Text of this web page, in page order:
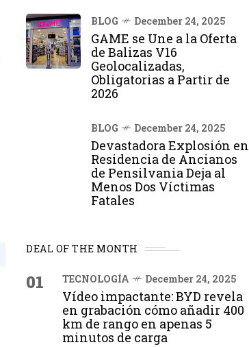
BLOG December 24, 2025
GAME se Une a la Oferta
de Balizas V16
Geolocalizadas,
Obligatorias a Partir de
2026
BLOG December 24, 2025
Devastadora Explosión en
Residencia de Ancianos
de Pensilvania Deja al
Menos Dos Víctimas
Fatales
DEAL OF THE MONTH
01 TECNOLOGÍA December 24, 2025
Vídeo impactante: BYD revela
en grabación cómo añadir 400
km de rango en apenas 5
minutos de carga